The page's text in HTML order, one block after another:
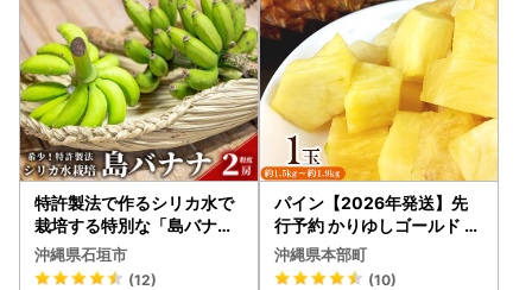
特許製法で作るシリカ水で
栽培する特別な「島バナナ
」OI-6
沖縄県石垣市
(12)
パイン【2026年発送】先
行予約 かりゆしゴールド 1
玉（約1.5kg～1.9kg） パイ
ナップル
沖縄県本部町
(10)